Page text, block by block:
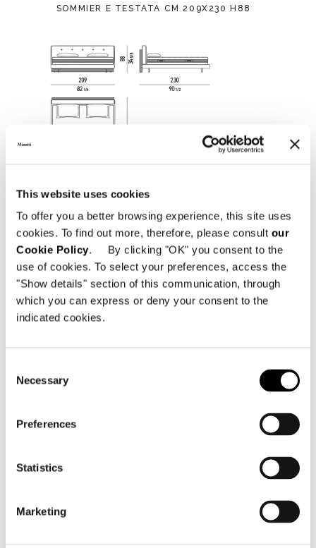
This website uses cookies
To offer you a better browsing experience, this site uses
cookies. To find out more, therefore, please consult our
Cookie Policy. By clicking "OK" you consent to the
use of cookies. To select your preferences, access the
"Show details" section of this communication, through
which you can express or deny your consent to the
indicated cookies.
Selection
Necessary
Preferences
Statistics
Marketing
SOMMIER E TESTATA CM 209X230 H88
SOMMIER E TESTATA QUEEN SIZE CM 162X233
H88